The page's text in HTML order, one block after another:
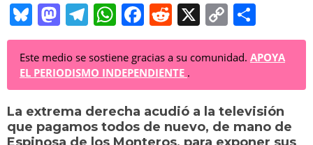
Bl
u
e
sk
y
M
a
st
o
d
o
T
el
e
gr
a
m
W
h
at
s
A
p
F
a
c
e
b
o
R
e
d
di
t
X
C
o
p
y
Li
n
o
m
p
ar
tir
Este medio se sostiene gracias a su comunidad. APOYA
EL PERIODISMO INDEPENDIENTE .
La extrema derecha acudió a la televisión
que pagamos todos de nuevo, de mano de